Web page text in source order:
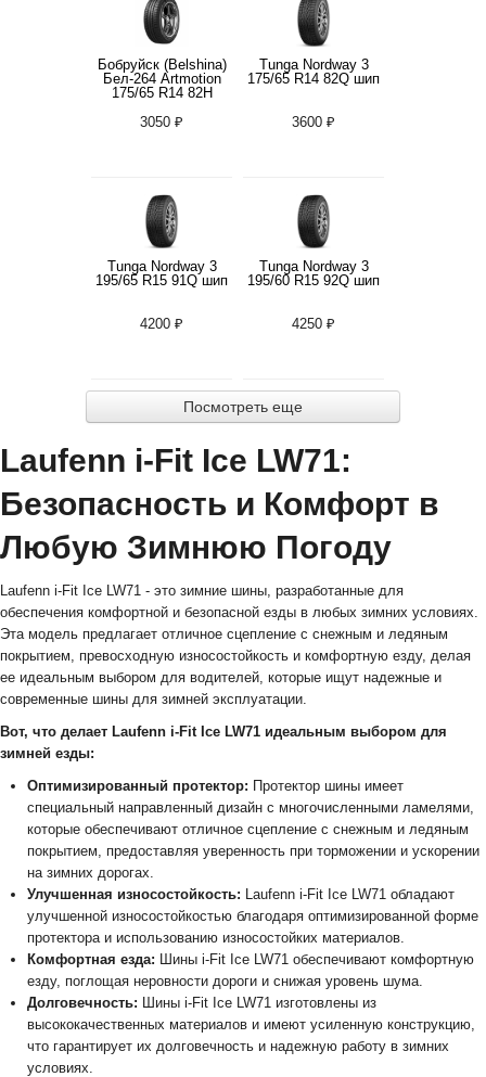
Бобруйск (Belshina)
Бел-264 Artmotion
175/65 R14 82H
3050 ₽
Tunga Nordway 3
175/65 R14 82Q шип
3600 ₽
Tunga Nordway 3
195/65 R15 91Q шип
4200 ₽
Tunga Nordway 3
195/60 R15 92Q шип
4250 ₽
Посмотреть еще
Laufenn i-Fit Ice LW71:
Безопасность и Комфорт в
Любую Зимнюю Погоду
Laufenn i-Fit Ice LW71 - это зимние шины, разработанные для
обеспечения комфортной и безопасной езды в любых зимних условиях.
Эта модель предлагает отличное сцепление с снежным и ледяным
покрытием, превосходную износостойкость и комфортную езду, делая
ее идеальным выбором для водителей, которые ищут надежные и
современные шины для зимней эксплуатации.
Вот, что делает Laufenn i-Fit Ice LW71 идеальным выбором для
зимней езды:
Оптимизированный протектор: Протектор шины имеет
специальный направленный дизайн с многочисленными ламелями,
которые обеспечивают отличное сцепление с снежным и ледяным
покрытием, предоставляя уверенность при торможении и ускорении
на зимних дорогах.
Улучшенная износостойкость: Laufenn i-Fit Ice LW71 обладают
улучшенной износостойкостью благодаря оптимизированной форме
протектора и использованию износостойких материалов.
Комфортная езда: Шины i-Fit Ice LW71 обеспечивают комфортную
езду, поглощая неровности дороги и снижая уровень шума.
Долговечность: Шины i-Fit Ice LW71 изготовлены из
высококачественных материалов и имеют усиленную конструкцию,
что гарантирует их долговечность и надежную работу в зимних
условиях.